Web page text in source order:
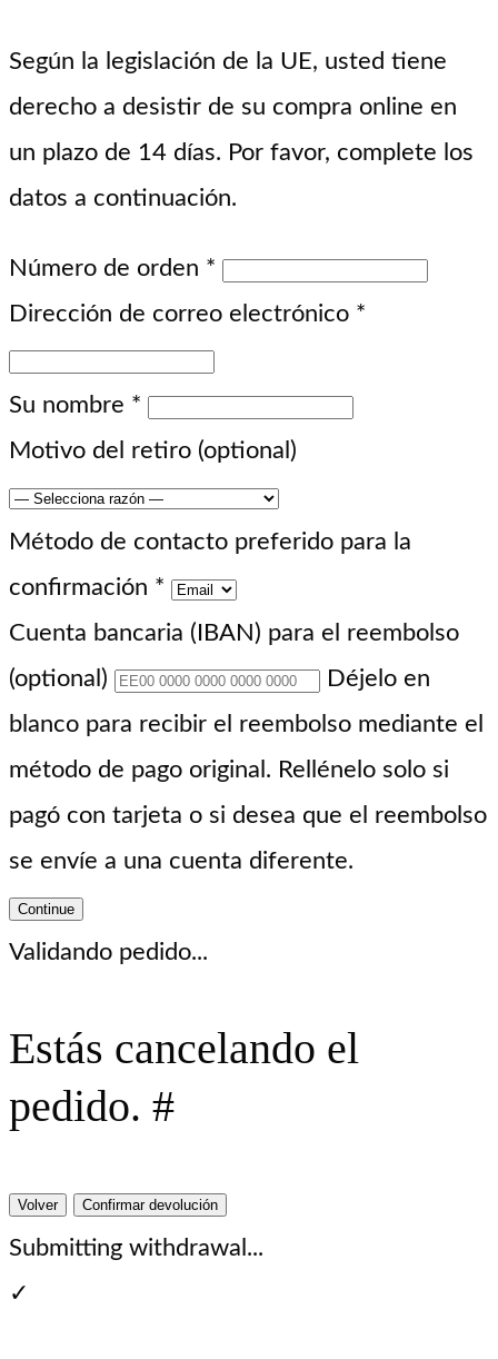
Según la legislación de la UE, usted tiene
derecho a desistir de su compra online en
un plazo de 14 días. Por favor, complete los
datos a continuación.
Número de orden *
Dirección de correo electrónico *
Su nombre *
Motivo del retiro (optional)
Método de contacto preferido para la
confirmación *
Cuenta bancaria (IBAN) para el reembolso
(optional)
Déjelo en
blanco para recibir el reembolso mediante el
método de pago original. Rellénelo solo si
pagó con tarjeta o si desea que el reembolso
se envíe a una cuenta diferente.
Continue
Validando pedido...
Estás cancelando el
pedido. #
Volver Confirmar devolución
Submitting withdrawal...
✓